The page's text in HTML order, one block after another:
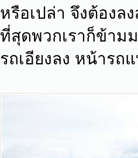
หรือเปล่า จึงต้องล
ที่สุดพวกเราก็ข้าม
รถเอียงลง หน้ารถ